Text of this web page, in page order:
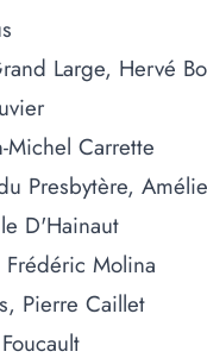
Large, Hervé
Michel Carrette
Presbytère,
D'Hainaut
Molina
Pierre Caillet